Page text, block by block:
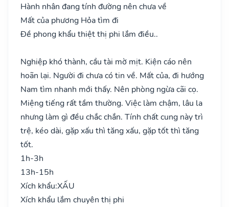
Hành nhân đang tính đường nên chưa về
Mất của phương Hỏa tìm đi
Đề phong khẩu thiệt thị phi lắm điều..
Nghiệp khó thành, cầu tài mờ mịt. Kiện cáo nên
hoãn lại. Người đi chưa có tin về. Mất của, đi hướng
Nam tìm nhanh mới thấy. Nên phòng ngừa cãi cọ.
Miệng tiếng rất tầm thường. Việc làm chậm, lâu la
nhưng làm gì đều chắc chắn. Tính chất cung này trì
trệ, kéo dài, gặp xấu thì tăng xấu, gặp tốt thì tăng
tốt.
1h-3h
13h-15h
Xích khẩu:XẤU
Xích khẩu lắm chuyên thị phi